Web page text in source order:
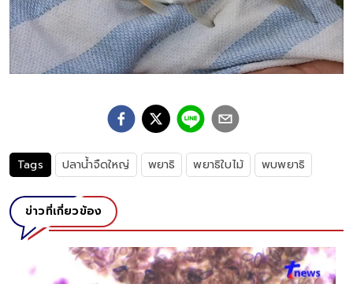
Tags ปลาน้ำจืดใหญ่ พยาธิ พยาธิใบไม้ พบพยาธิ
ข่าวที่เกี่ยวข้อง